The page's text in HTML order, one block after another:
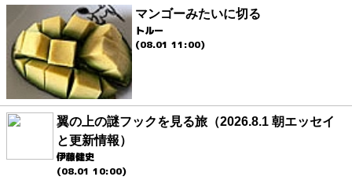
マンゴーみたいに切る
トルー
(08.01 11:00)
翼の上の謎フックを見る旅（2026.8.1 朝エッセイ
と更新情報）
伊藤健史
(08.01 10:00)